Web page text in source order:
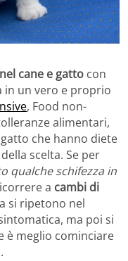
cane e gatto con
in un vero e proprio
, Food non-
alimentari,
che hanno diete
scelta. Se per
qualche schifezza in
a cambi di
si ripetono nel
ma poi si
è meglio cominciare